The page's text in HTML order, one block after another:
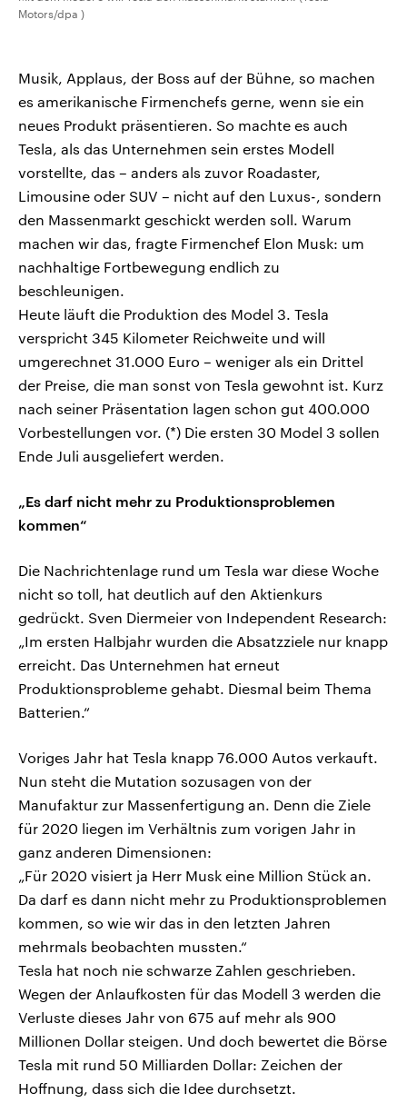
Motors/dpa )
Musik, Applaus, der Boss auf der Bühne, so machen
es amerikanische Firmenchefs gerne, wenn sie ein
neues Produkt präsentieren. So machte es auch
Tesla, als das Unternehmen sein erstes Modell
vorstellte, das – anders als zuvor Roadaster,
Limousine oder SUV – nicht auf den Luxus-, sondern
den Massenmarkt geschickt werden soll. Warum
machen wir das, fragte Firmenchef Elon Musk: um
nachhaltige Fortbewegung endlich zu
beschleunigen.
Heute läuft die Produktion des Model 3. Tesla
verspricht 345 Kilometer Reichweite und will
umgerechnet 31.000 Euro – weniger als ein Drittel
der Preise, die man sonst von Tesla gewohnt ist. Kurz
nach seiner Präsentation lagen schon gut 400.000
Vorbestellungen vor. (*) Die ersten 30 Model 3 sollen
Ende Juli ausgeliefert werden.
„Es darf nicht mehr zu Produktionsproblemen
kommen“
Die Nachrichtenlage rund um Tesla war diese Woche
nicht so toll, hat deutlich auf den Aktienkurs
gedrückt. Sven Diermeier von Independent Research:
„Im ersten Halbjahr wurden die Absatzziele nur knapp
erreicht. Das Unternehmen hat erneut
Produktionsprobleme gehabt. Diesmal beim Thema
Batterien.“
Voriges Jahr hat Tesla knapp 76.000 Autos verkauft.
Nun steht die Mutation sozusagen von der
Manufaktur zur Massenfertigung an. Denn die Ziele
für 2020 liegen im Verhältnis zum vorigen Jahr in
ganz anderen Dimensionen:
„Für 2020 visiert ja Herr Musk eine Million Stück an.
Da darf es dann nicht mehr zu Produktionsproblemen
kommen, so wie wir das in den letzten Jahren
mehrmals beobachten mussten.“
Tesla hat noch nie schwarze Zahlen geschrieben.
Wegen der Anlaufkosten für das Modell 3 werden die
Verluste dieses Jahr von 675 auf mehr als 900
Millionen Dollar steigen. Und doch bewertet die Börse
Tesla mit rund 50 Milliarden Dollar: Zeichen der
Hoffnung, dass sich die Idee durchsetzt.